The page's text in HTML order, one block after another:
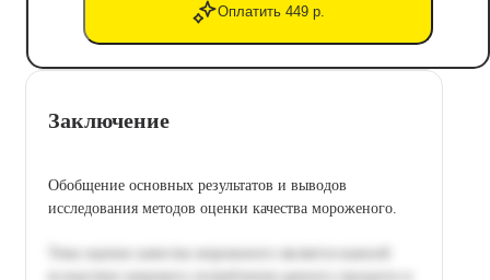
Оплатить 449 р.
Заключение
Обобщение основных результатов и выводов
исследования методов оценки качества мороженого.